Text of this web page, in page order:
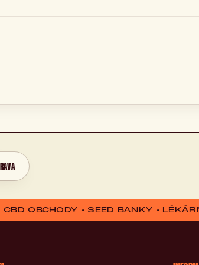
CBD OBCHODY • SEED BANKY •